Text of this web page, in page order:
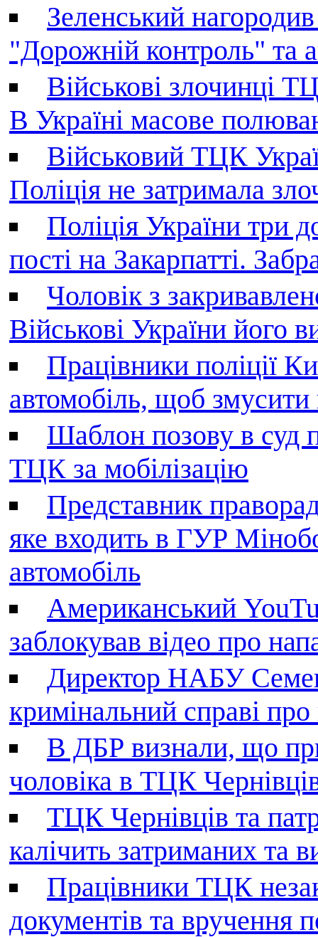
Зеленський
"Дорожній контроль" та
Військові злочинці
В Україні масове
Військовий ТЦК
Поліція не затримала
Поліція України три
пості на Закарпатті.
Чоловік з
Військові України його
Працівники поліції
автомобіль, щоб
Шаблон позову в суд
ТЦК за мобілізацію
Представник
яке входить в ГУР
автомобіль
Американський
заблокував відео про
Директор НАБУ
кримінальний справі
В ДБР визнали, що
чоловіка в ТЦК Чернівців
ТЦК Чернівців та
калічить затриманих та
Працівники ТЦК
документів та вручення